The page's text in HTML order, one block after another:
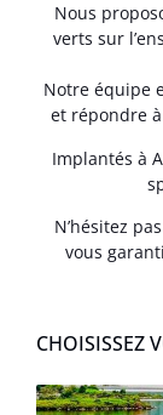
Nous
verts sur
Notre équipe
et répondre
Implantés à
N’hésitez
vous
CHOISISSEZ